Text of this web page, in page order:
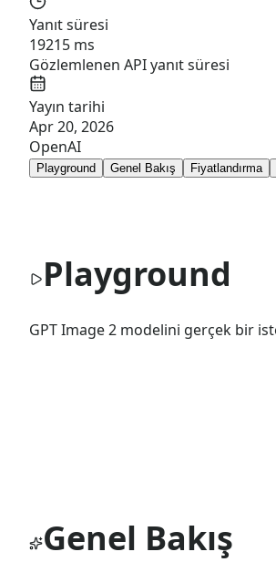
Yanıt süresi
19215 ms
Gözlemlenen API yanıt süresi
Yayın tarihi
Apr 20, 2026
OpenAI
Playground Genel Bakış Fiyatlandırma
Playground
GPT Image 2 modelini gerçek bir
Genel Bakış